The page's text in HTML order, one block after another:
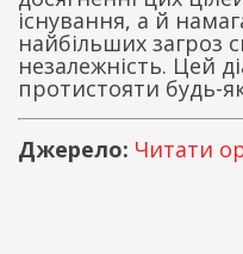
існування, а й
найбільших загроз
незалежність. Цей
протистояти будь-
Джерело: Читати